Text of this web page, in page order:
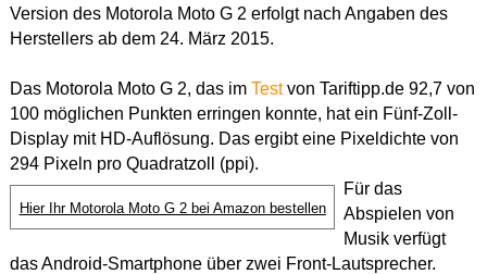
Version des Motorola Moto G 2 erfolgt nach Angaben des
Herstellers ab dem 24. März 2015.
Das Motorola Moto G 2, das im Testvon Tariftipp.de 92,7 von
100 möglichen Punkten erringen konnte, hat ein Fünf-Zoll-
Display mit HD-Auflösung. Das ergibt eine Pixeldichte von
294 Pixeln pro Quadratzoll (ppi).
Hier Ihr Motorola Moto G 2 bei Amazon bestellen
Für das
Abspielen von
Musik verfügt
das Android-Smartphone über zwei Front-Lautsprecher.